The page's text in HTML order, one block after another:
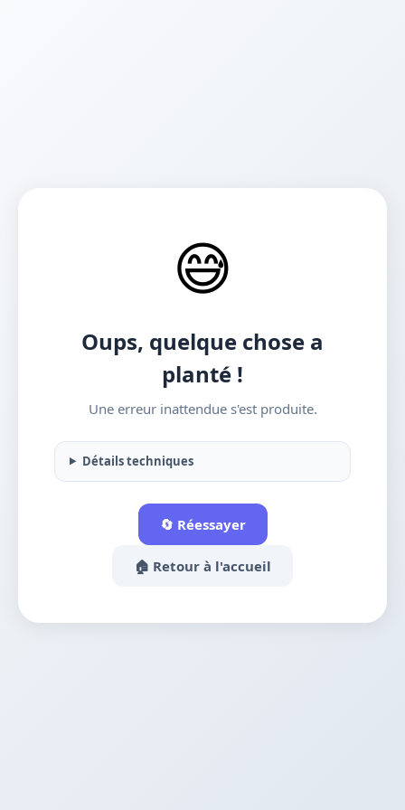
😅
Oups, quelque chose a
planté !
Une erreur inattendue s'est produite.
Détails techniques
🔄 Réessayer
🏠 Retour à l'accueil